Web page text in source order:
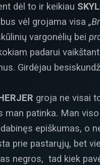
dėl to ir keikiau
vėl grojama visa
vargonėlių bei
padarui
Girdėjau
groja ne visai
man patinka. Man
epiškumas, o
prie pastarųjų, bet
negros, tad kiek